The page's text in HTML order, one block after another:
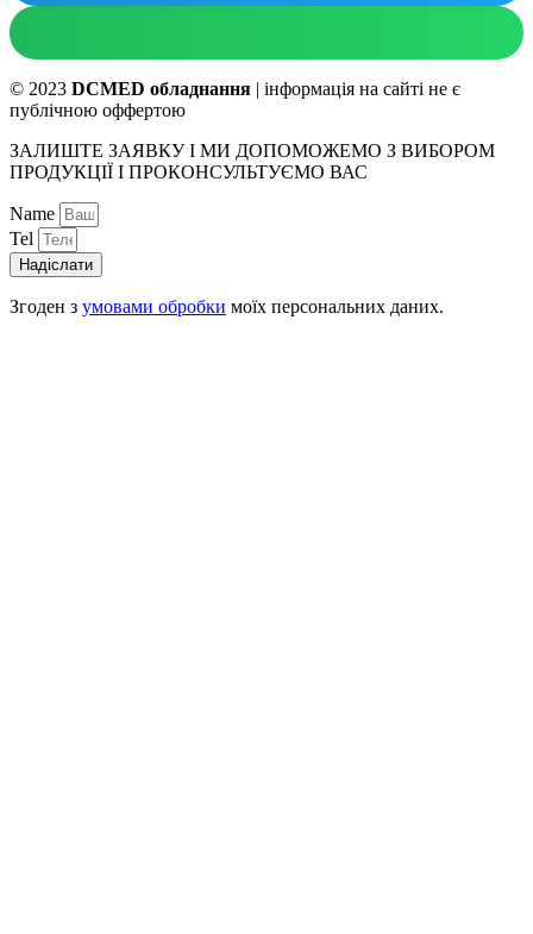
© 2023 DCMED обладнання | інформація на сайті не є
публічною оффертою
ЗАЛИШТЕ ЗАЯВКУ І МИ ДОПОМОЖЕМО З ВИБОРОМ
ПРОДУКЦІЇ І ПРОКОНСУЛЬТУЄМО ВАС
Name
Tel
Надіслати
Згоден з умовами обробки моїх персональних даних.